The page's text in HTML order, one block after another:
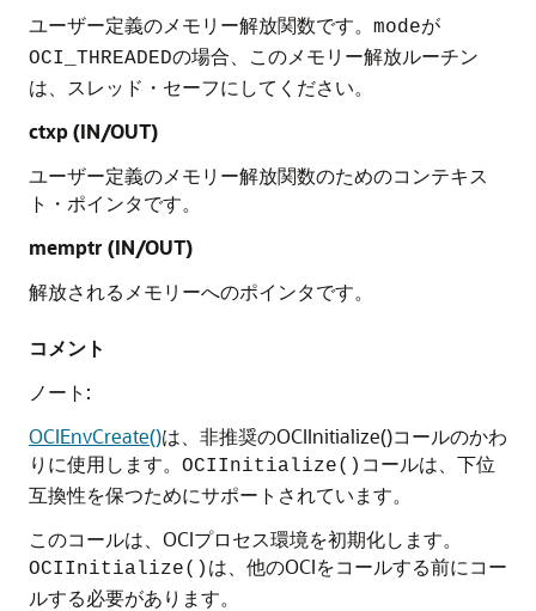
ユーザー定義のメモリー解放関数です。 modeが
OCI_THREADEDの場合、このメモリー解放ルーチン
は、スレッド・セーフにしてください。
ctxp (IN/OUT)
ユーザー定義のメモリー解放関数のためのコンテキス
ト・ポインタです。
memptr (IN/OUT)
解放されるメモリーへのポインタです。
コメント
ノート:
OCIEnvCreate()は、非推奨のOCIInitialize()コールのかわ
りに使用します。 OCIInitialize() コールは、下位
互換性を保つためにサポートされています。
このコールは、OCIプロセス環境を初期化します。
OCIInitialize() は、他のOCIをコールする前にコー
ルする必要があります。